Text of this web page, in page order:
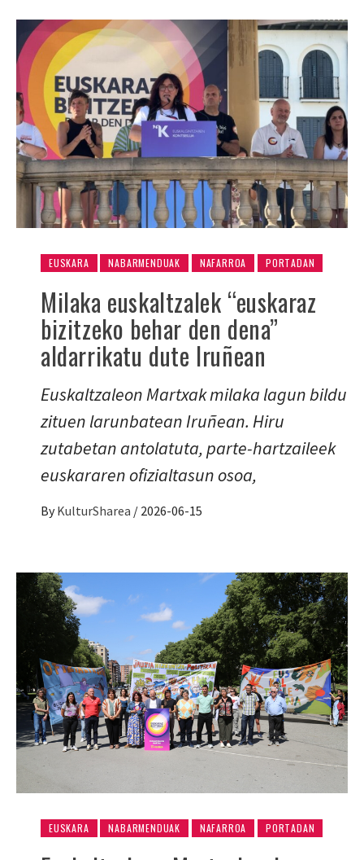
EUSKARA NABARMENDUAK NAFARROA PORTADAN
Milaka euskaltzalek “euskaraz
bizitzeko behar den dena”
aldarrikatu dute Iruñean
Euskaltzaleon Martxak milaka lagun bildu
zituen larunbatean Iruñean. Hiru
zutabetan antolatuta, parte-hartzaileek
euskararen ofizialtasun osoa,
By KulturSharea / 2026-06-15
EUSKARA NABARMENDUAK NAFARROA PORTADAN